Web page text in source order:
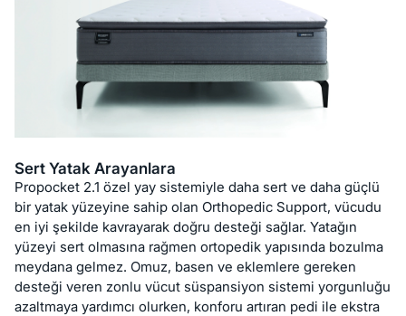
Sert Yatak Arayanlara
Propocket 2.1 özel yay sistemiyle daha sert ve daha güçlü
bir yatak yüzeyine sahip olan Orthopedic Support, vücudu
en iyi şekilde kavrayarak doğru desteği sağlar. Yatağın
yüzeyi sert olmasına rağmen ortopedik yapısında bozulma
meydana gelmez. Omuz, basen ve eklemlere gereken
desteği veren zonlu vücut süspansiyon sistemi yorgunluğu
azaltmaya yardımcı olurken, konforu artıran pedi ile ekstra